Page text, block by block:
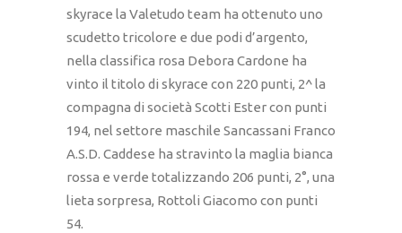
skyrace la Valetudo team ha ottenuto uno
scudetto tricolore e due podi d’argento,
nella classifica rosa Debora Cardone ha
vinto il titolo di skyrace con 220 punti, 2^ la
compagna di società Scotti Ester con punti
194, nel settore maschile Sancassani Franco
A.S.D. Caddese ha stravinto la maglia bianca
rossa e verde totalizzando 206 punti, 2°, una
lieta sorpresa, Rottoli Giacomo con punti
54.